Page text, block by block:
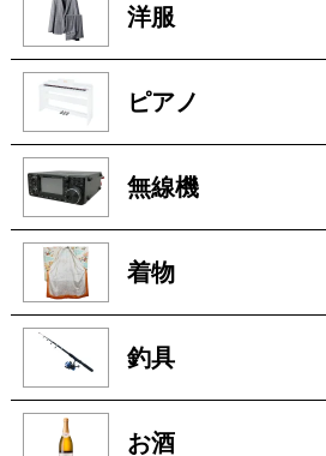
洋服
ピアノ
無線機
着物
釣具
お酒